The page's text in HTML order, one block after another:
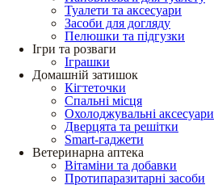
Туалети та аксесуари
Засоби для догляду
Пелюшки та підгузки
Ігри та розваги
Іграшки
Домашній затишок
Кігтеточки
Спальні місця
Охолоджувальні аксесуари
Дверцята та решітки
Smart-гаджети
Ветеринарна аптека
Вітаміни та добавки
Протипаразитарні засоби